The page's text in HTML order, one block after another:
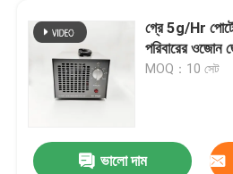
গ্রে 5g/Hr
পরিবারের ওজোন
MOQ：10 সেট
ভালো দাম